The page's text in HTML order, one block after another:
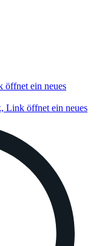
ein neues
Link öffnet ein neues